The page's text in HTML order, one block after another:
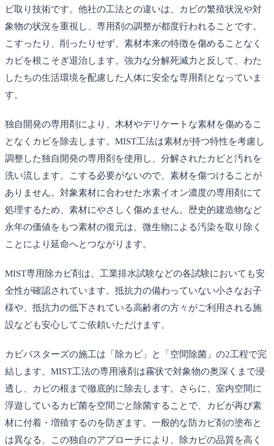
ビ取り技術です。他社の工法との違いは、カビの繁殖状況や対
象物の状況を重視し、専用剤の調整が都度行われることです。
こすったり、削ったりせず、素材本来の特徴を傷めることなく
カビを根こそぎ退治します。強力な分解死滅力と反して、わた
したちの生活環境を配慮した人体に安全な専用剤となっていま
す。
独自開発の専用剤により、木材やデリケートな素材を傷めるこ
となくカビを除去します。MIST工法は素材が持つ特性を考慮し
調整した独自開発の専用剤を使用し、分解されたカビと汚れを
洗い流します。こする必要がないので、素材を傷つけることが
ありません。対象素材に合わせた水素イオン濃度の専用剤にて
処理するため、素材にやさしく傷めません。歴史的建造物など
永年の価値をもつ素材の復元は、微生物による汚染を取り除く
ことにより延命へとつながります。
MIST専用除カビ剤は、工業排水試験などの各試験においても安
全性が確認されています。抵抗力の備わっていない小さなお子
様や、抵抗力の低下されている高齢者の方々がご利用される施
設なども安心してご依頼いただけます。
カビバスターズの施工は「除カビ」と「空間除菌」の2工程で完
結します。MIST工法の専用液剤は霧状で対象物の奥深くまで浸
透し、カビの根まで徹底的に除去します。さらに、室内空間に
浮遊しているカビ菌を空間ごと除菌することで、カビが再び素
材に付着・増殖するのを防ぎます。一般的な防カビ剤の塗布と
は異なる、この独自のアプローチにより、除カビの品質を高く